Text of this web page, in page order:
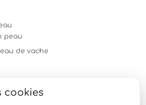
peau
de vache
cookies